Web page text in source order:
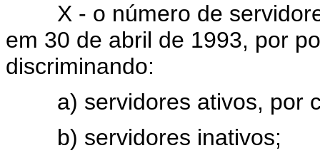
X - o número de
em 30 de abril de 1993, por
discriminando:
a) servidores ativos, por
b) servidores inativos;